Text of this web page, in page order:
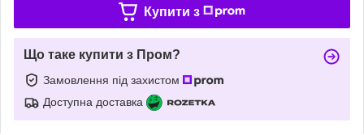
Купити з
Що таке купити з Пром?
Замовлення під захистом
Доступна доставка